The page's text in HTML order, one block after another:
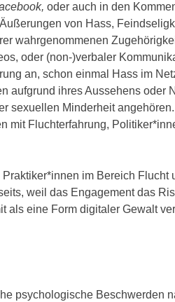
oder auch in den
von Hass,
wahrgenommenen
oder (non-)verbaler
an, schon einmal Hass im
aufgrund ihres Aussehens oder
sexuellen Minderheit
mit Fluchterfahrung,
im Bereich Flucht
weil das Engagement das
als eine Form digitaler Gewalt
psychologische Beschwerden